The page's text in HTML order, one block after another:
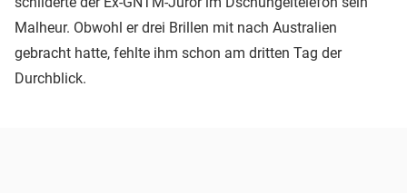
Malheur. Obwohl er drei Brillen mit nach Australien
gebracht hatte, fehlte ihm schon am dritten Tag der
Durchblick.